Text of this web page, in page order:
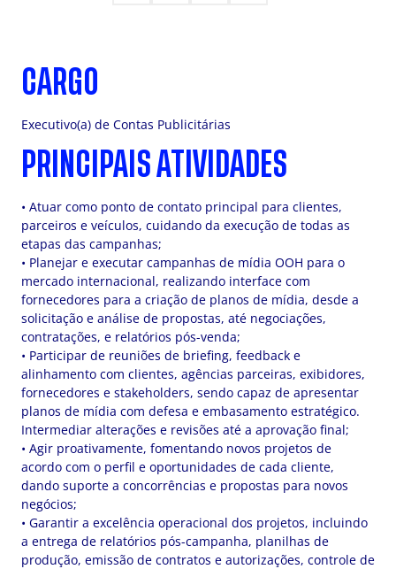
CARGO
Executivo(a) de Contas Publicitárias
PRINCIPAIS ATIVIDADES
• Atuar como ponto de contato principal para clientes,
parceiros e veículos, cuidando da execução de todas as
etapas das campanhas;
• Planejar e executar campanhas de mídia OOH para o
mercado internacional, realizando interface com
fornecedores para a criação de planos de mídia, desde a
solicitação e análise de propostas, até negociações,
contratações, e relatórios pós-venda;
• Participar de reuniões de briefing, feedback e
alinhamento com clientes, agências parceiras, exibidores,
fornecedores e stakeholders, sendo capaz de apresentar
planos de mídia com defesa e embasamento estratégico.
Intermediar alterações e revisões até a aprovação final;
• Agir proativamente, fomentando novos projetos de
acordo com o perfil e oportunidades de cada cliente,
dando suporte a concorrências e propostas para novos
negócios;
• Garantir a excelência operacional dos projetos, incluindo
a entrega de relatórios pós-campanha, planilhas de
produção, emissão de contratos e autorizações, controle de